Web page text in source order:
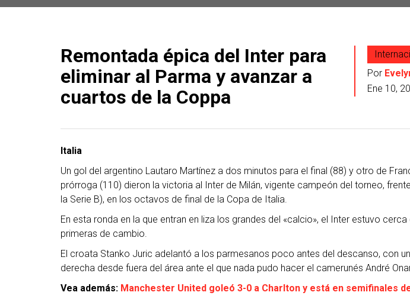
Remontada épica del Inter para
eliminar al Parma y avanzar a
cuartos de la Coppa
Por
Ene 10,
Italia
Un gol del argentino Lautaro Martínez a dos minutos para el final (88) y otro de
prórroga (110) dieron la victoria al Inter de Milán, vigente campeón del torneo,
la Serie B), en los octavos de final de la Copa de Italia.
En esta ronda en la que entran en liza los grandes del «calcio», el Inter estuvo
primeras de cambio.
El croata Stanko Juric adelantó a los parmesanos poco antes del descanso, con
derecha desde fuera del área ante el que nada pudo hacer el camerunés André
Vea además: Manchester United goleó 3-0 a Charlton y está en semifinales